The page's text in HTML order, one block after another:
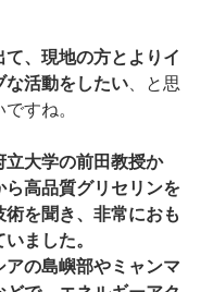
て、現地の方とよりイ
な活動をしたい 、と思
すね。
立大学の前田教授か
ら高品質グリセリンを
を聞き、非常におも
ました。
アの島嶼部やミャンマ